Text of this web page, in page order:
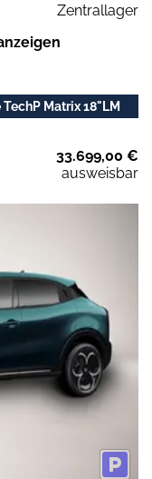
Zentrallager
Matrix 18"LM
33.699,00 €
ausweisbar